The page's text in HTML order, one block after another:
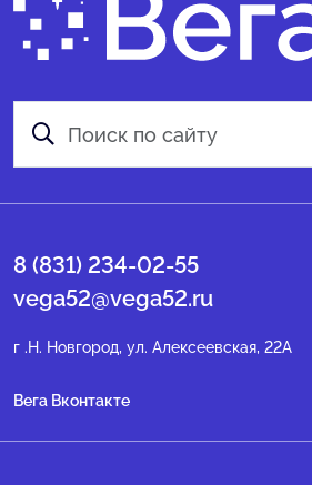
8 (831) 234-02-55
vega52@vega52.ru
г .Н. Новгород, ул. Алексеевская, 22А
Вега Вконтакте